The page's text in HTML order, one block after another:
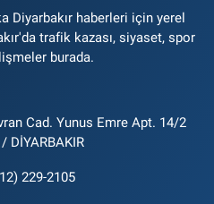
Diyarbakır haberleri için yerel
trafik kazası, siyaset, spor
burada.
Cad. Yunus Emre Apt. 14/2
DİYARBAKIR
229-2105